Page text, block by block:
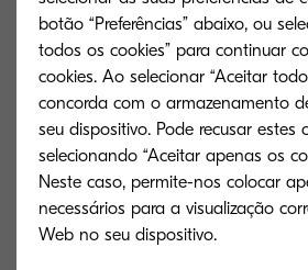
Tipo geral
botão “Preferências” abaixo, ou
todos os cookies” para continuar
cookies. Ao selecionar “Aceitar
concorda com o armazenamento
seu dispositivo. Pode recusar estes
selecionando “Aceitar apenas os
Neste caso, permite-nos colocar
necessários para a visualização